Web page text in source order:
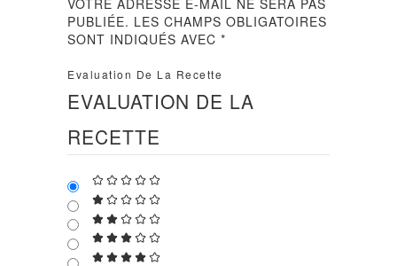
VOTRE ADRESSE E-MAIL NE SERA PAS
PUBLIÉE. LES CHAMPS OBLIGATOIRES
SONT INDIQUÉS AVEC*
Evaluation De La Recette
EVALUATION DE LA
RECETTE